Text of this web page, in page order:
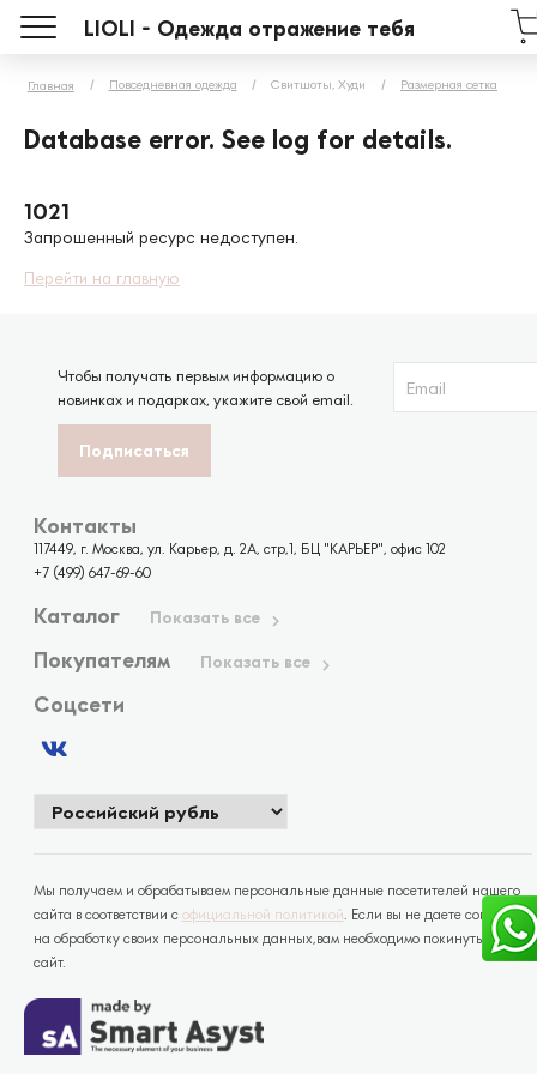
LIOLI - Одежда отражение тебя
Главная Повседневная одежда Свитшоты, Худи Размерная сетка
Database error. See log for details.
1021
Запрошенный ресурс недоступен.
Перейти на главную
Чтобы получать первым информацию о
новинках и подарках, укажите свой email.
Контакты
117449, г. Москва, ул. Карьер, д. 2А, стр,1, БЦ "КАРЬЕР", офис 102
+7 (499) 647-69-60
Каталог Показать все
Покупателям Показать все
Соцсети
Мы получаем и обрабатываем персональные данные посетителей нашего
сайта в соответствии с официальной политикой. Если вы не даете согласия
на обработку своих персональных данных,вам необходимо покинуть наш
сайт.